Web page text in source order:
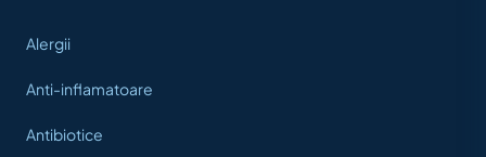
Alergii
Anti-inflamatoare
Antibiotice